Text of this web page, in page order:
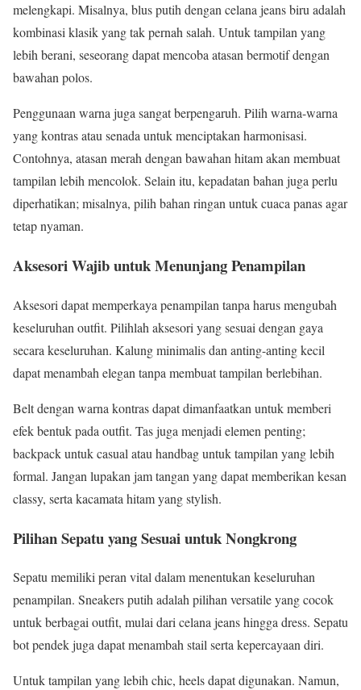
melengkapi. Misalnya, blus putih dengan celana jeans biru adalah
kombinasi klasik yang tak pernah salah. Untuk tampilan yang
lebih berani, seseorang dapat mencoba atasan bermotif dengan
bawahan polos.
Penggunaan warna juga sangat berpengaruh. Pilih warna-warna
yang kontras atau senada untuk menciptakan harmonisasi.
Contohnya, atasan merah dengan bawahan hitam akan membuat
tampilan lebih mencolok. Selain itu, kepadatan bahan juga perlu
diperhatikan; misalnya, pilih bahan ringan untuk cuaca panas agar
tetap nyaman.
Aksesori Wajib untuk Menunjang Penampilan
Aksesori dapat memperkaya penampilan tanpa harus mengubah
keseluruhan outfit. Pilihlah aksesori yang sesuai dengan gaya
secara keseluruhan. Kalung minimalis dan anting-anting kecil
dapat menambah elegan tanpa membuat tampilan berlebihan.
Belt dengan warna kontras dapat dimanfaatkan untuk memberi
efek bentuk pada outfit. Tas juga menjadi elemen penting;
backpack untuk casual atau handbag untuk tampilan yang lebih
formal. Jangan lupakan jam tangan yang dapat memberikan kesan
classy, serta kacamata hitam yang stylish.
Pilihan Sepatu yang Sesuai untuk Nongkrong
Sepatu memiliki peran vital dalam menentukan keseluruhan
penampilan. Sneakers putih adalah pilihan versatile yang cocok
untuk berbagai outfit, mulai dari celana jeans hingga dress. Sepatu
bot pendek juga dapat menambah stail serta kepercayaan diri.
Untuk tampilan yang lebih chic, heels dapat digunakan. Namun,